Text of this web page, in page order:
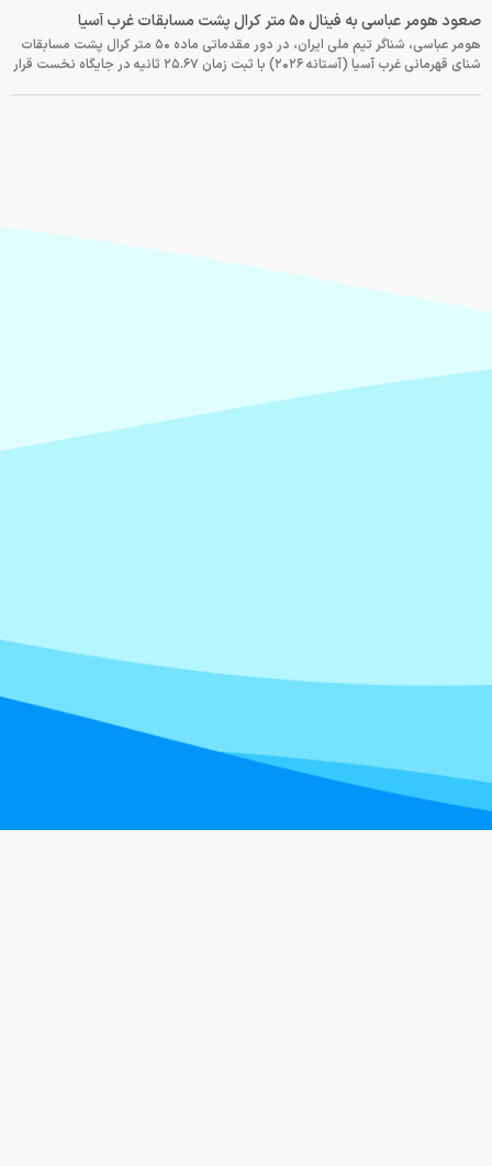
صعود هومر عباسی به فینال ۵۰ متر کرال پشت مسابقات غرب آسیا
هومر عباسی، شناگر تیم ملی ایران، در دور مقدماتی ماده ۵۰ متر کرال پشت مسابقات
شنای قهرمانی غرب آسیا (آستانه ۲۰۲۶) با ثبت زمان ۲۵.۶۷ ثانیه در جایگاه نخست قرار